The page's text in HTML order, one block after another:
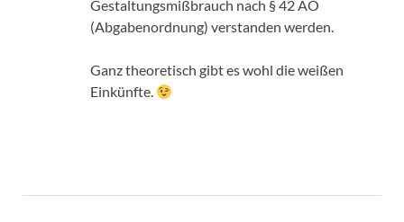
Gestaltungsmißbrauch nach § 42 AO
(Abgabenordnung) verstanden werden.
Ganz theoretisch gibt es wohl die weißen
Einkünfte.